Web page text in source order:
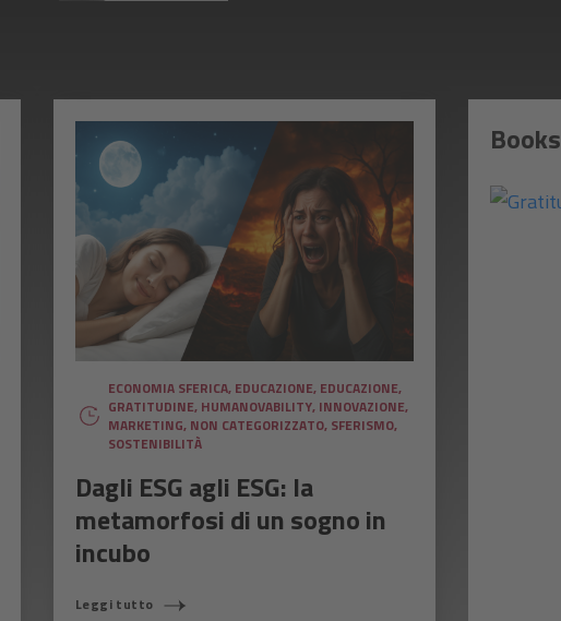
ECONOMIA SFERICA, EDUCAZIONE, EDUCAZIONE,
GRATITUDINE, HUMANOVABILITY, INNOVAZIONE,
MARKETING, NON CATEGORIZZATO, SFERISMO,
SOSTENIBILITÀ
Dagli ESG agli ESG: la
metamorfosi di un sogno in
incubo
Leggi tutto
Books